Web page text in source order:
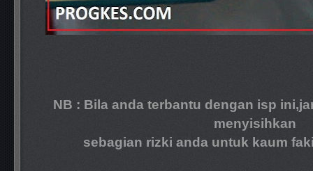
NB : Bila anda terbantu dengan isp
menyisihkan
sebagian rizki anda untuk kaum